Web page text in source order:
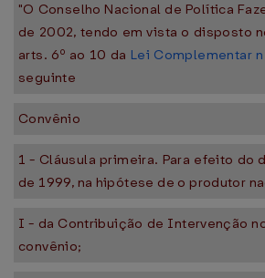
"O Conselho Nacional de Política
de 2002, tendo em vista o disposto
arts. 6º ao 10 da Lei Complementar
seguinte
Convênio
1 - Cláusula primeira. Para efeito
de 1999, na hipótese de o produtor
I - da Contribuição de Intervenção
convênio;